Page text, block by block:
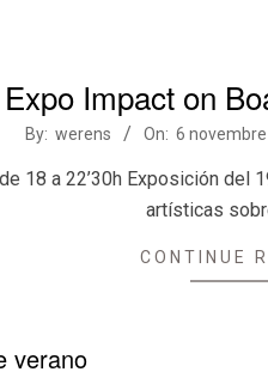
Expo Impact on
By: werens On: 6
18 a 22’30h Exposición
artísticas
CONTINUE
verano